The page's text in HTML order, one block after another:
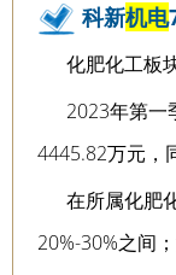
科新机电
化肥化工板
2023年第一
4445.82万元，
在所属化肥
20%-30%之间